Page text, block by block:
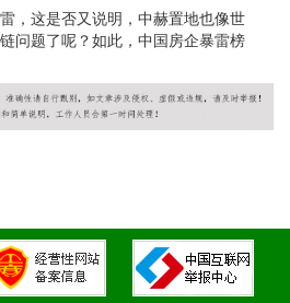
，这是否又说明，中赫置地也像世
问题了呢？如此，中国房企暴雷榜